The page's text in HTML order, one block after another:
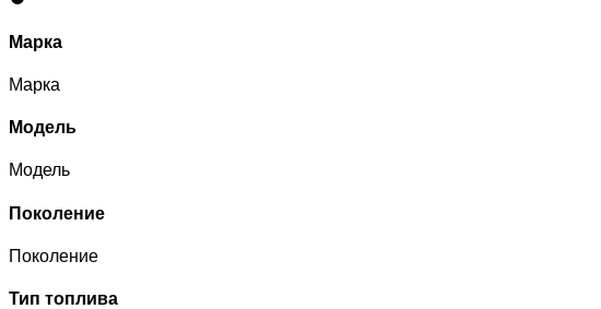
Марка
Марка
Модель
Модель
Поколение
Поколение
Тип топлива